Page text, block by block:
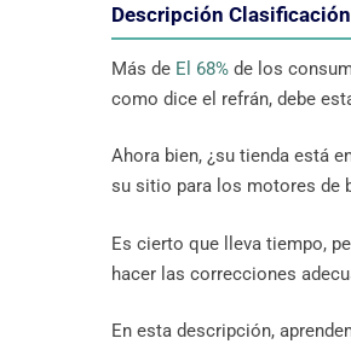
Descripción Clasificación
Más de El 68% de los
como dice el refrán, debe
Ahora bien, ¿su tienda está
su sitio para los motores de
Es cierto que lleva tiempo,
hacer las correcciones
En esta descripción,